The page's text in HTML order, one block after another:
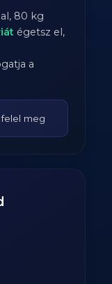
80 kg
égetsz el,
a
meg